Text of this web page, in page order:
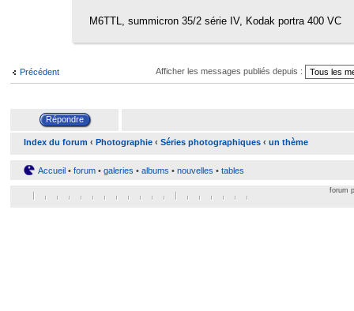
M6TTL, summicron 35/2 série IV, Kodak portra 400 VC
Précédent Afficher les messages publiés depuis :
Index du forum ‹ Photographie ‹ Séries photographiques ‹ un thème
Accueil • forum • galeries • albums • nouvelles • tables
forum